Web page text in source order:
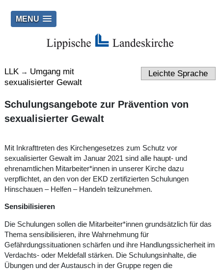
MENU
LLK → Umgang mit
sexualisierter Gewalt
Leichte Sprache
Schulungsangebote zur Prävention von
sexualisierter Gewalt
Mit Inkrafttreten des Kirchengesetzes zum Schutz vor
sexualisierter Gewalt im Januar 2021 sind alle haupt- und
ehrenamtlichen Mitarbeiter*innen in unserer Kirche dazu
verpflichtet, an den von der EKD zertifizierten Schulungen
Hinschauen – Helfen – Handeln teilzunehmen.
Sensibilisieren
Die Schulungen sollen die Mitarbeiter*innen grundsätzlich für das
Thema sensibilisieren, ihre Wahrnehmung für
Gefährdungssituationen schärfen und ihre Handlungssicherheit im
Verdachts- oder Meldefall stärken. Die Schulungsinhalte, die
Übungen und der Austausch in der Gruppe regen die